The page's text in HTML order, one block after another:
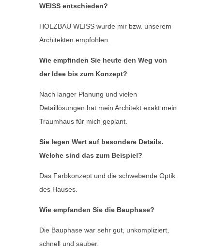
WEISS entschieden?
HOLZBAU WEISS wurde mir bzw. unserem
Architekten empfohlen.
Wie empfinden Sie heute den Weg von
der Idee bis zum Konzept?
Nach langer Planung und vielen
Detaillösungen hat mein Architekt exakt mein
Traumhaus für mich geplant.
Sie legen Wert auf besondere Details.
Welche sind das zum Beispiel?
Das Farbkonzept und die schwebende Optik
des Hauses.
Wie empfanden Sie die Bauphase?
Die Bauphase war sehr gut, unkompliziert,
schnell und sauber.